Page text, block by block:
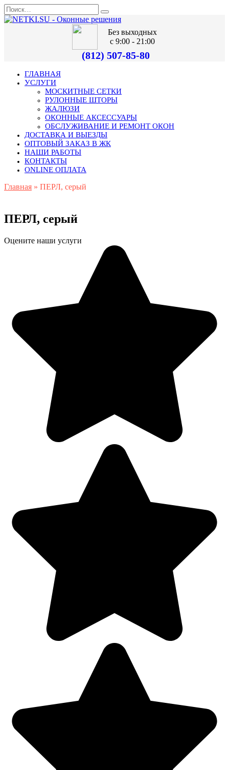
Без выходных
с 9:00 - 21:00
(812) 507-85-80
ГЛАВНАЯ
УСЛУГИ
МОСКИТНЫЕ СЕТКИ
РУЛОННЫЕ ШТОРЫ
ЖАЛЮЗИ
ОКОННЫЕ АКСЕССУАРЫ
ОБСЛУЖИВАНИЕ И РЕМОНТ ОКОН
ДОСТАВКА И ВЫЕЗДЫ
ОПТОВЫЙ ЗАКАЗ В ЖК
НАШИ РАБОТЫ
КОНТАКТЫ
ONLINE ОПЛАТА
Главная » ПЕРЛ, серый
ПЕРЛ, серый
Оцените наши услуги